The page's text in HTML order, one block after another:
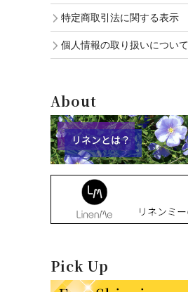
特定商取引法に関する表示
個人情報の取り扱いについて
About
Pick Up